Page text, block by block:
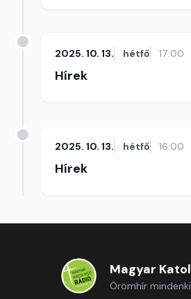
2025. 10. 13. hétfő 17:00
Hírek
2025. 10. 13. hétfő 16:00
Hírek
Magyar
Örömhír